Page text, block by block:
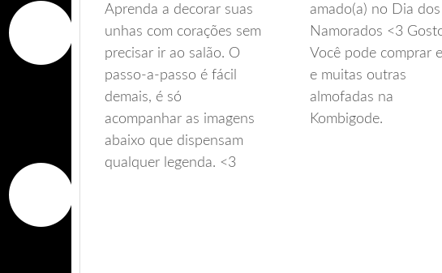
Aprenda a decorar suas
unhas com corações sem
precisar ir ao salão. O
passo-a-passo é fácil
demais, é só
acompanhar as imagens
abaixo que dispensam
qualquer legenda. <3
amado(a) no Dia dos
Namorados <3
Você pode comprar
e muitas outras
almofadas na
Kombigode.